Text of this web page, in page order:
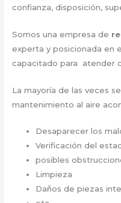
confianza, disposición,
Somos una empresa de
experta y posicionada en
capacitado para atender
La mayoría de las veces
mantenimiento al aire
Desaparecer los
Verificación del
posibles
Limpieza
Daños de piezas